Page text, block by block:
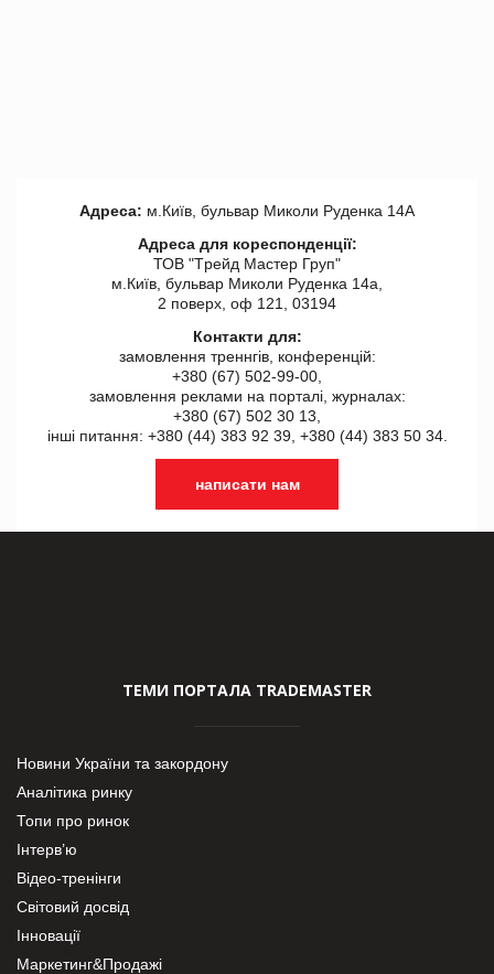
Адреса: м.Київ, бульвар Миколи Руденка 14А
Адреса для кореспонденції:
ТОВ "Tрейд Мастер Груп"
м.Київ, бульвар Миколи Руденка 14а,
2 поверх, оф 121, 03194
Контакти для:
замовлення треннгів, конференцій:
+380 (67) 502-99-00,
замовлення реклами на порталі, журналах:
+380 (67) 502 30 13,
інші питання: +380 (44) 383 92 39, +380 (44) 383 50 34.
написати нам
ТЕМИ ПОРТАЛА TRADEMASTER
Новини України та закордону
Аналітика ринку
Топи про ринок
Інтерв’ю
Відео-тренінги
Світовий досвід
Інновації
Маркетинг&Продажі